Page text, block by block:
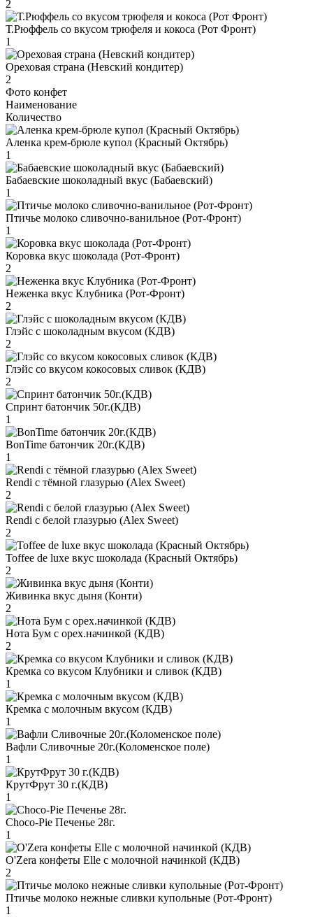
2
Т.Рюффель со вкусом трюфеля и кокоса (Рот Фронт)
1
Ореховая страна (Невский кондитер)
2
Фото конфет
Наименование
Количество
Аленка крем-брюле купол (Красный Октябрь)
1
Бабаевские шоколадный вкус (Бабаевский)
1
Птичье молоко сливочно-ванильное (Рот-Фронт)
1
Коровка вкус шоколада (Рот-Фронт)
2
Неженка вкус Клубника (Рот-Фронт)
2
Глэйс с шоколадным вкусом (КДВ)
2
Глэйс со вкусом кокосовых сливок (КДВ)
2
Спринт батончик 50г.(КДВ)
1
BonTime батончик 20г.(КДВ)
1
Rendi с тёмной глазурью (Alex Sweet)
2
Rendi с белой глазурью (Alex Sweet)
2
Toffee de luxe вкус шоколада (Красный Октябрь)
2
Живинка вкус дыня (Конти)
2
Нота Бум с орех.начинкой (КДВ)
2
Кремка со вкусом Клубники и сливок (КДВ)
1
Кремка с молочным вкусом (КДВ)
1
Вафли Сливочные 20г.(Коломенское поле)
1
КрутФрут 30 г.(КДВ)
1
Choco-Pie Печенье 28г.
1
O'Zera конфеты Elle с молочной начинкой (КДВ)
2
Птичье молоко нежные сливки купольные (Рот-Фронт)
1